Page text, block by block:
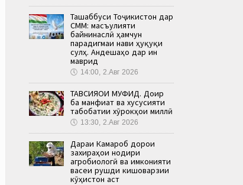
Ташаббуси Тоҷикистон дар
СММ: масъулияти
байнинаслӣ ҳамчун
парадигмаи нави ҳуқуқи
сулҳ. Андешаҳо дар ин
маврид
🕔 14:00, 2.Авг 2026
ТАВСИЯҲОИ МУФИД. Доир
ба манфиат ва хусусияти
табобатии хӯрокҳои миллӣ
🕔 13:30, 2.Авг 2026
Дараи Камароб дорои
захираҳои нодири
агробиологӣ ва имконияти
васеи рушди кишоварзии
кӯҳистон аст